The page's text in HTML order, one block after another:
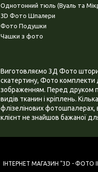
Однотонний тюль (Вуаль та
3D Фото Шпалери
Фото Подушки
Чашки з фото
Виготовляємо 3Д Фото штори,
скатертину, Фото комплекти
зображенням. Перед друком
видів тканин і кріплень.
флізелінових фотошпалерах,
клієнт не знайшов бажаної